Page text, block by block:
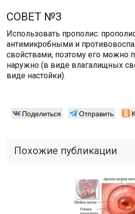
СОВЕТ №3
Использовать прополис:
антимикробными и
свойствами, поэтому его можно
наружно (в виде влагалищных
виде настойки).
Поделиться Отправить
Похожие публикации